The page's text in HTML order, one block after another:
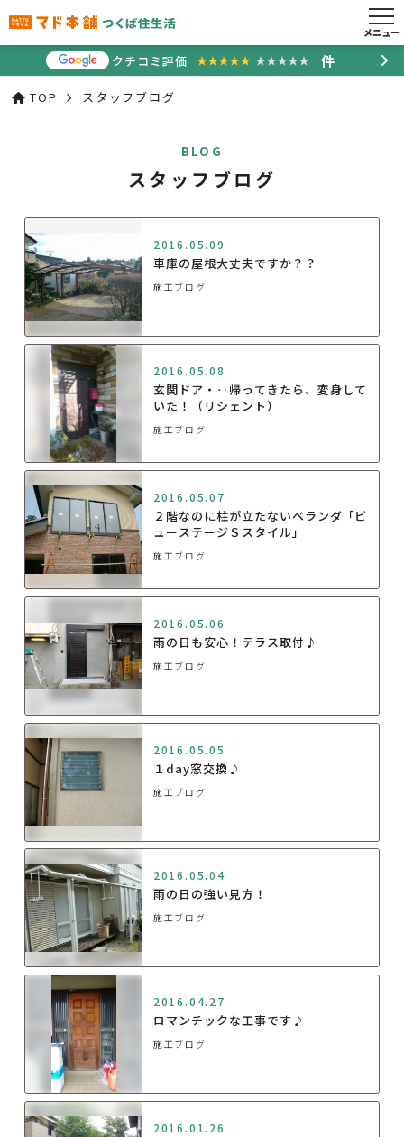
メニュー
クチコミ評価 ★★★★★ ★★★★★ 件
TOP スタッフブログ
BLOG
スタッフブログ
2016.05.09
車庫の屋根大丈夫ですか？？
施工ブログ
2016.05.08
玄関ドア・‥帰ってきたら、変身して
いた！（リシェント）
施工ブログ
2016.05.07
２階なのに柱が立たないベランダ「ビ
ューステージＳスタイル」
施工ブログ
2016.05.06
雨の日も安心！テラス取付♪
施工ブログ
2016.05.05
１day窓交換♪
施工ブログ
2016.05.04
雨の日の強い見方！
施工ブログ
2016.04.27
ロマンチックな工事です♪
施工ブログ
2016.01.26